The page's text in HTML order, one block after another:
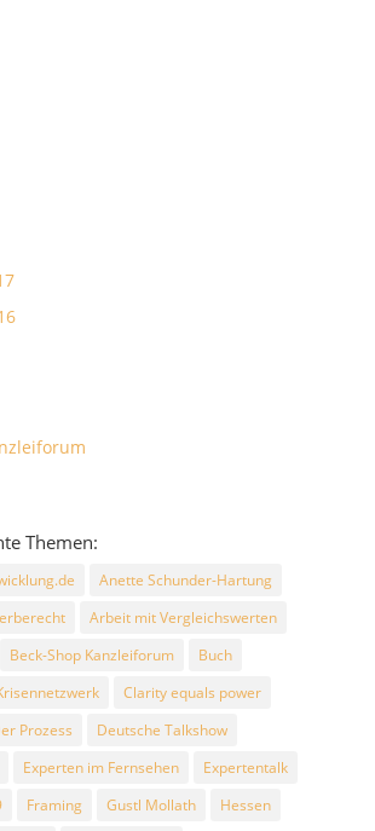
Themen:
Anette Schunder-Hartung
Arbeit mit Vergleichswerten
Beck-Shop Kanzleiforum
Buch
Clarity equals power
Prozess
Deutsche Talkshow
Experten im Fernsehen
Expertentalk
Framing Gustl Mollath
Hessen